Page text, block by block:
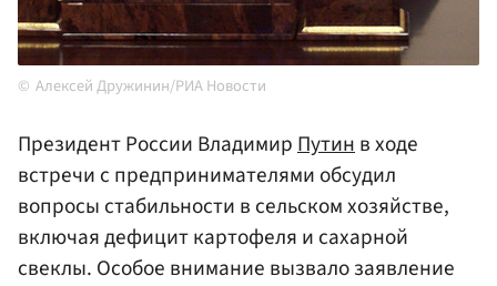
Алексей Дружинин/РИА Новости
Президент России ВладимирПутинв ходе
встречи с предпринимателями обсудил
вопросы стабильности в сельском хозяйстве,
включая дефицит картофеля и сахарной
свеклы. Особое внимание вызвало заявление